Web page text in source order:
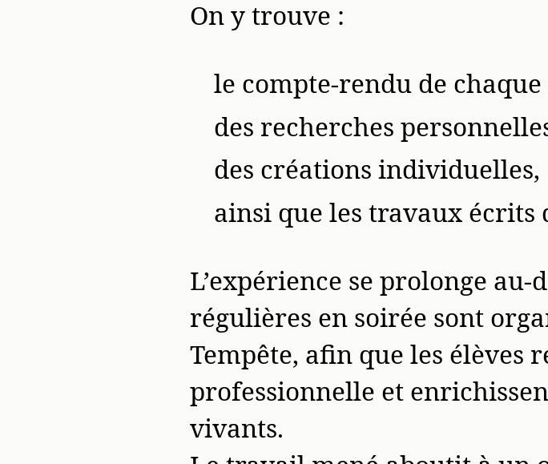
On y trouve :
le compte-rendu de chaque
des recherches
des créations individuelles,
ainsi que les travaux écrits
L’expérience se prolonge au-
régulières en soirée sont
Tempête, afin que les élèves
professionnelle et
vivants.